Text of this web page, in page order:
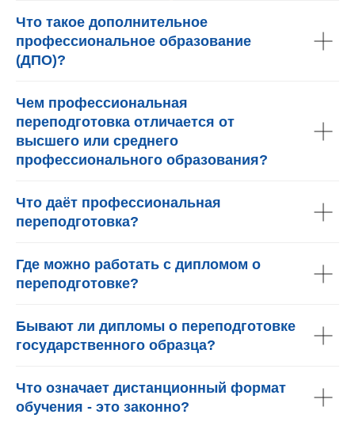
Что такое дополнительное
профессиональное образование
(ДПО)?
Чем профессиональная
переподготовка отличается от
высшего или среднего
профессионального образования?
Что даёт профессиональная
переподготовка?
Где можно работать с дипломом о
переподготовке?
Бывают ли дипломы о переподготовке
государственного образца?
Что означает дистанционный формат
обучения - это законно?